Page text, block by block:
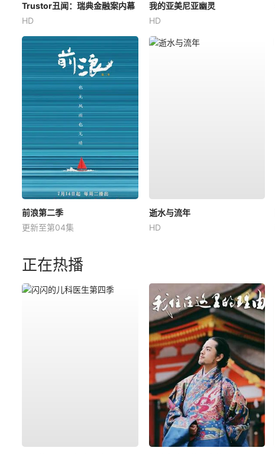
Trustor丑闻：瑞典金融案内幕
HD
我的亚美尼亚幽灵
HD
前浪第二季
更新至第04集
逝水与流年
HD
正在热播